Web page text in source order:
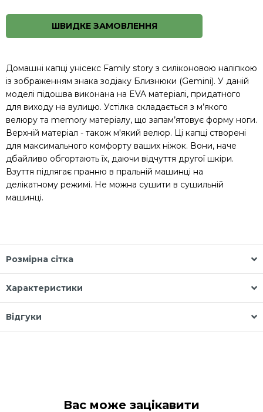
ШВИДКЕ ЗАМОВЛЕННЯ
Домашні капці унісекс Family story з силіконовою наліпкою
із зображенням знака зодіаку Близнюки (Gemini). У даній
моделі підошва виконана на EVA матеріалі, придатного
для виходу на вулицю. Устілка складається з м’якого
велюру та memory матеріалу, що запам’ятовує форму ноги.
Верхній матеріал - також м'який велюр. Ці капці створені
для максимального комфорту ваших ніжок. Вони, наче
дбайливо обгортають їх, даючи відчуття другої шкіри.
Взуття підлягає пранню в пральній машинці на
делікатному режимі. Не можна сушити в сушильній
машинці.
Розмірна сітка
Характеристики
Відгуки
Вас може зацікавити